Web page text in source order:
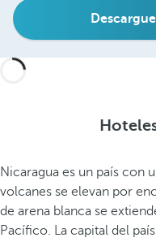
Nicaragua es un país con
volcanes se elevan por
de arena blanca se
Pacífico. La capital del